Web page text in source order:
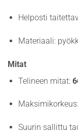
Helposti
Materiaali:
Mitat
Telineen mitat:
Maksimikorkeus:
Suurin sallittu